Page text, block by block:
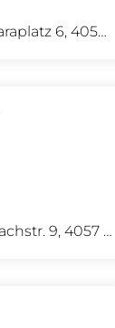
St. Clara, Kirche, Claraplatz 6, 4058 Basel
St. Joseph, Amerbachstr. 9, 4057 Basel